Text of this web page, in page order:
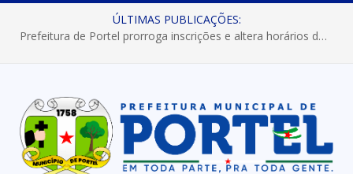
ÚLTIMAS PUBLICAÇÕES:
Prefeitura de Portel abre inscrições para concursos que elegerão os destaques do Verão 2026